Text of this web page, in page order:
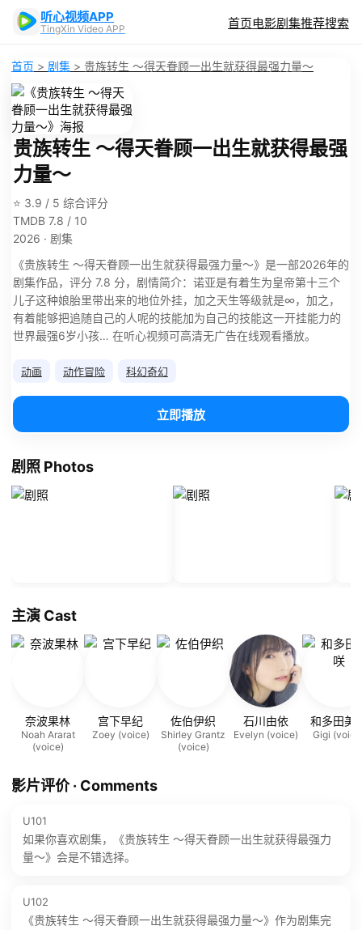
听心视频APP
TingXin Video APP 首页电影剧集推荐搜索
首页 > 剧集 > 贵族转生 ～得天眷顾一出生就获得最强力量～
贵族转生 ～得天眷顾一出生就获得最强
力量～
⭐ 3.9 / 5 综合评分
TMDB 7.8 / 10
2026 · 剧集
《贵族转生 ～得天眷顾一出生就获得最强力量～》是一部2026年的
剧集作品，评分 7.8 分，剧情简介：诺亚是有着生为皇帝第十三个
儿子这种娘胎里带出来的地位外挂，加之天生等级就是∞，加之，
有着能够把追随自己的人呢的技能加为自己的技能这一开挂能力的
世界最强6岁小孩… 在听心视频可高清无广告在线观看播放。
动画 动作冒险 科幻奇幻
立即播放
剧照 Photos
主演 Cast
奈波果林
Noah Ararat
(voice)
宫下早纪
Zoey (voice)
佐伯伊织
Shirley Grantz
(voice)
石川由依
Evelyn (voice)
和多田美
Gigi
影片评价 · Comments
U101
如果你喜欢剧集，《贵族转生 ～得天眷顾一出生就获得最强力
量～》会是不错选择。
U102
《贵族转生 ～得天眷顾一出生就获得最强力量～》作为剧集完